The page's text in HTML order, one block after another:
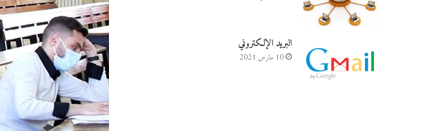
التدرج
البريد الإلكتروني
10 مارس 2021